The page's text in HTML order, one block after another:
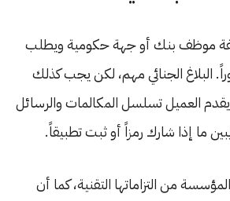
موظف بنك أو جهة حكومية ويطلب
البلاغ الجنائي مهم، لكن يجب كذلك
العميل تسلسل المكالمات والرسائل
ما إذا شارك رمزاً أو ثبت تطبيقاً.
من التزاماتها التقنية، كما أن